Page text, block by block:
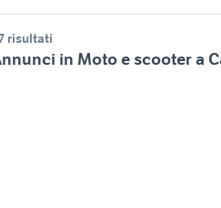
risultati
in Moto e scooter a